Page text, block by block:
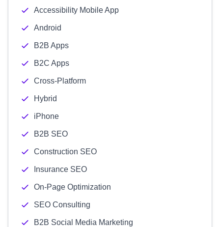
Accessibility Mobile App
Android
B2B Apps
B2C Apps
Cross-Platform
Hybrid
iPhone
B2B SEO
Construction SEO
Insurance SEO
On-Page Optimization
SEO Consulting
B2B Social Media Marketing